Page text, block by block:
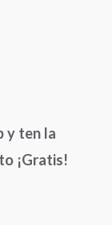
y ten la
¡Gratis!